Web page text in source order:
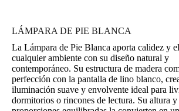
LÁMPARA DE PIE BLANCA
La Lámpara de Pie Blanca aporta calidez y
cualquier ambiente con su diseño natural y
contemporáneo. Su estructura de madera
perfección con la pantalla de lino blanco,
iluminación suave y envolvente ideal para
dormitorios o rincones de lectura. Su altura y